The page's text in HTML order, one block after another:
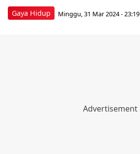
Gaya Hidup Minggu, 31 Mar 2024 - 23:19